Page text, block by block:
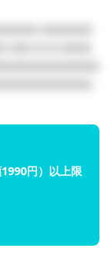
円）以上限